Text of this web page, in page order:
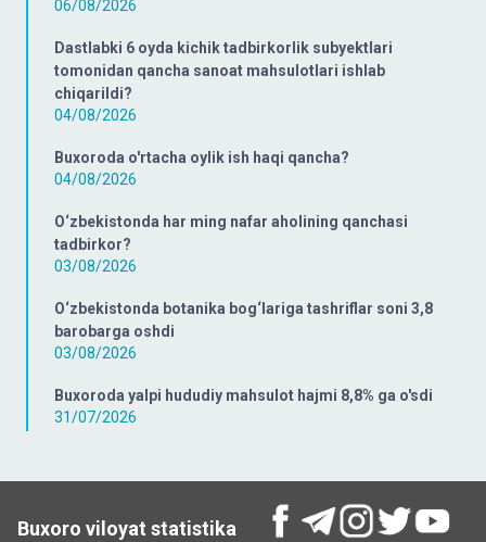
06/08/2026
Dastlabki 6 oyda kichik tadbirkorlik subyektlari
tomonidan qancha sanoat mahsulotlari ishlab
chiqarildi?
04/08/2026
Buxoroda o'rtacha oylik ish haqi qancha?
04/08/2026
O‘zbekistonda har ming nafar aholining qanchasi
tadbirkor?
03/08/2026
O‘zbekistonda botanika bog‘lariga tashriflar soni 3,8
barobarga oshdi
03/08/2026
Buxoroda yalpi hududiy mahsulot hajmi 8,8% ga o'sdi
31/07/2026
Buxoro viloyat statistika